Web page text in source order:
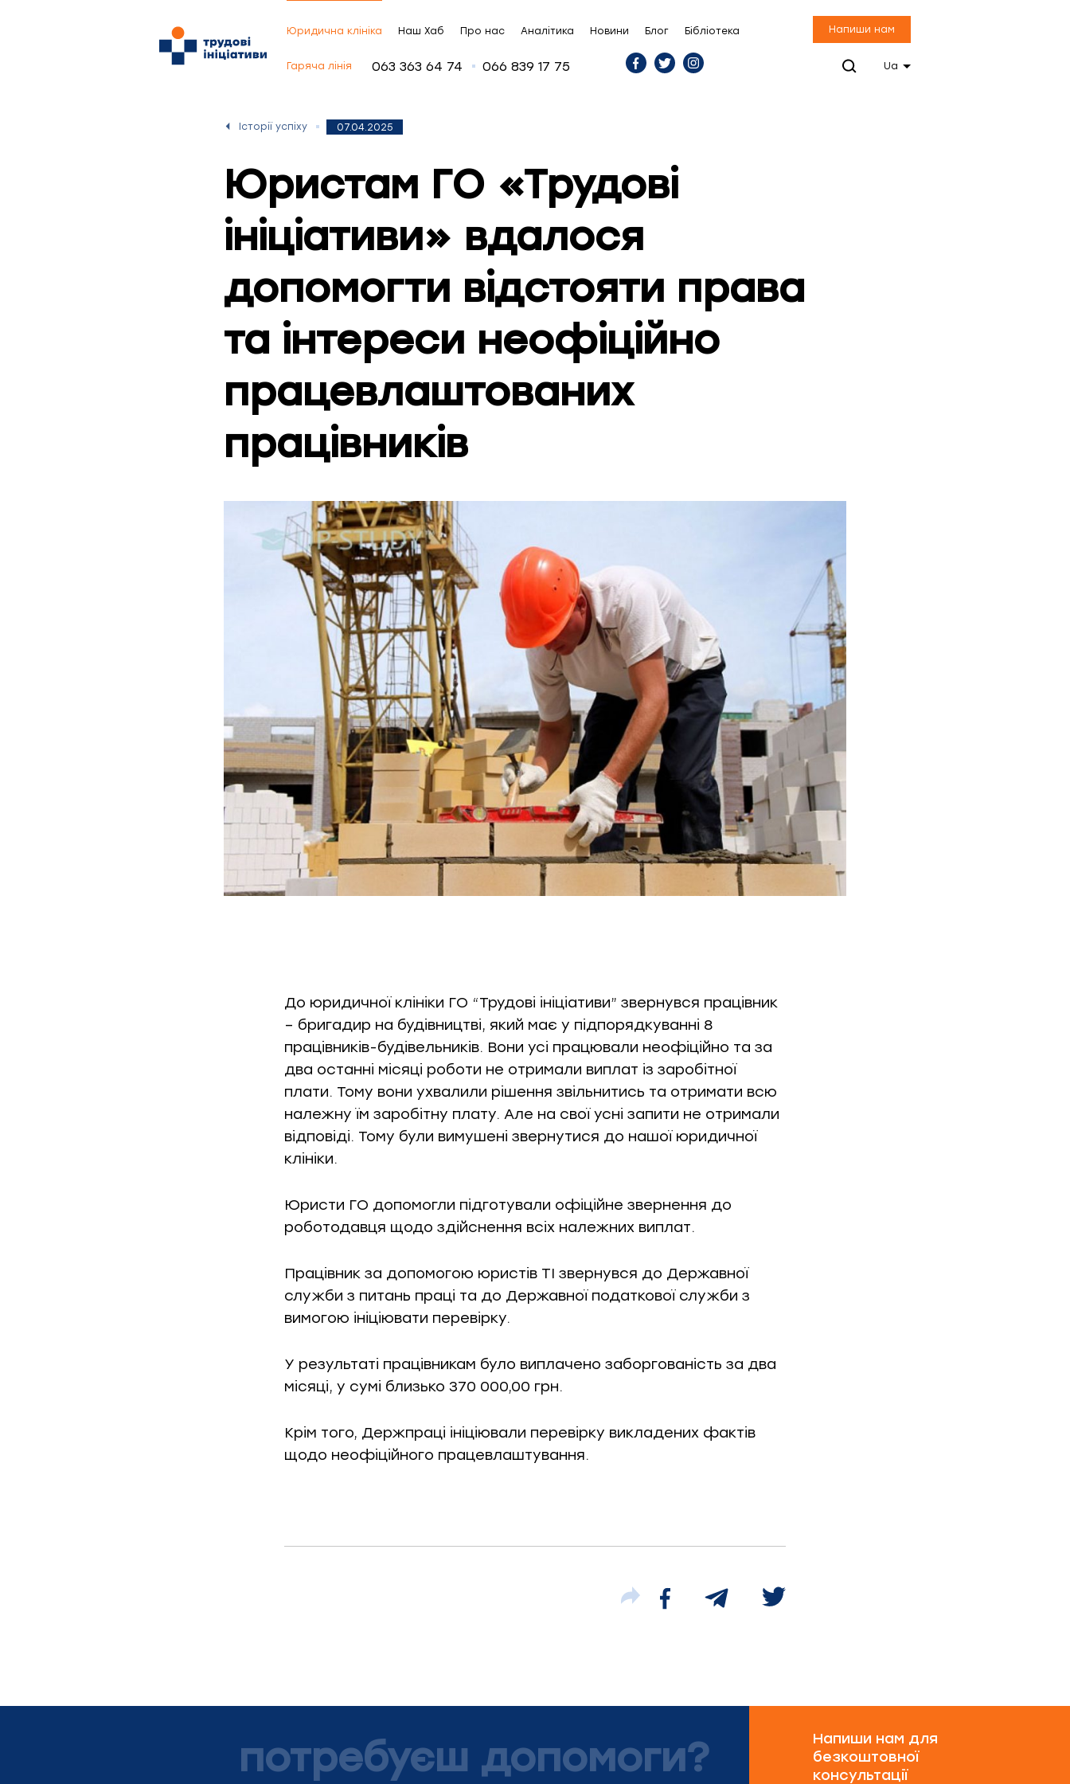
Юридична клініка Наш Хаб Про нас Аналітика Новини Блог Бібліотека Напиши нам
Гаряча лінія 063 363 64 74 066 839 17 75 Ua
Історії успіху 07.04.2025
Юристам ГО «Трудові
ініціативи» вдалося
допомогти відстояти права
та інтереси неофіційно
працевлаштованих
працівників
До юридичної клініки ГО “Трудові ініціативи” звернувся працівник
– бригадир на будівництві, який має у підпорядкуванні 8
працівників-будівельників. Вони усі працювали неофіційно та за
два останні місяці роботи не отримали виплат із заробітної
плати. Тому вони ухвалили рішення звільнитись та отримати всю
належну їм заробітну плату. Але на свої усні запити не отримали
відповіді. Тому були вимушені звернутися до нашої юридичної
клініки.
Юристи ГО допомогли підготували офіційне звернення до
роботодавця щодо здійснення всіх належних виплат.
Працівник за допомогою юристів ТІ звернувся до Державної
служби з питань праці та до Державної податкової служби з
вимогою ініціювати перевірку.
У результаті працівникам було виплачено заборгованість за два
місяці, у сумі близько 370 000,00 грн.
Крім того, Держпраці ініціювали перевірку викладених фактів
щодо неофіційного працевлаштування.
потребуєш допомоги?
Напиши нам для
безкоштовної
консультації